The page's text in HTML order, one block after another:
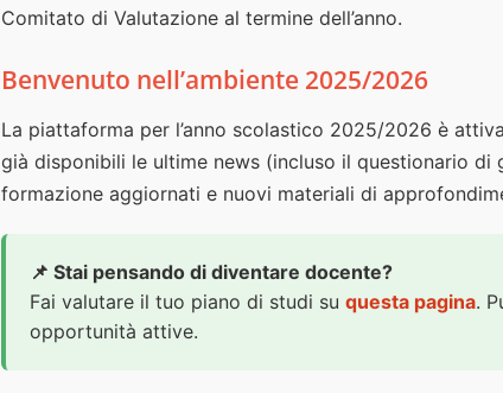
Comitato di Valutazione al termine dell’anno.
Benvenuto nell’ambiente 2025/2026
La piattaforma per l’anno scolastico 2025/2026 è
già disponibili le ultime news (incluso il questionario
formazione aggiornati e nuovi materiali di
📌 Stai pensando di diventare docente?
Fai valutare il tuo piano di studi su questa pagina.
opportunità attive.